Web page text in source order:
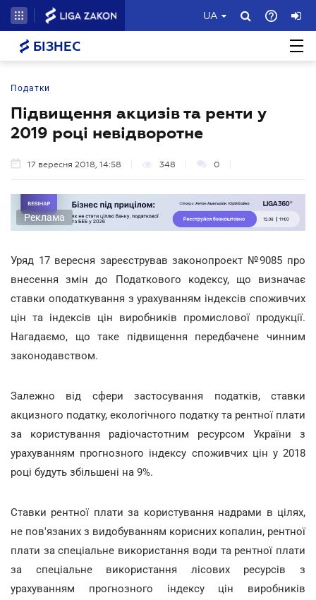
UA
БІЗНЕС
Податки
Підвищення акцизів та ренти у
2019 році невідворотне
17 вересня 2018, 14:58 348 0
Реклама
Уряд 17 вересня зареєстрував законопроект №9085 про
внесення змін до Податкового кодексу, що визначає
ставки оподаткування з урахуванням індексів споживчих
цін та індексів цін виробників промислової продукції.
Нагадаємо, що таке підвищення передбачене чинним
законодавством.
Залежно від сфери застосування податків, ставки
акцизного податку, екологічного податку та рентної плати
за користування радіочастотним ресурсом України з
урахуванням прогнозного індексу споживчих цін у 2018
році будуть збільшені на 9%.
Ставки рентної плати за користування надрами в цілях,
не пов'язаних з видобуванням корисних копалин, рентної
плати за спеціальне використання води та рентної плати
за спеціальне використання лісових ресурсів з
урахуванням прогнозного індексу цін виробників